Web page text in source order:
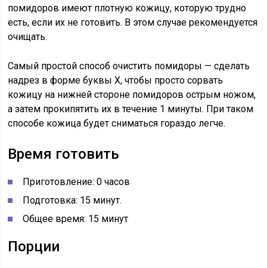
помидоров имеют плотную кожицу, которую трудно
есть, если их не готовить. В этом случае рекомендуется
очищать.
Самый простой способ очистить помидоры — сделать
надрез в форме буквы X, чтобы просто сорвать
кожицу на нижней стороне помидоров острым ножом,
а затем прокипятить их в течение 1 минуты. При таком
способе кожица будет сниматься гораздо легче.
Время готовить
Приготовление: 0 часов
Подготовка: 15 минут.
Общее время: 15 минут
Порции